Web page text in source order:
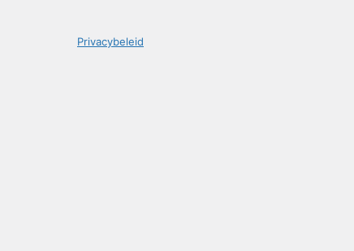
Privacybeleid